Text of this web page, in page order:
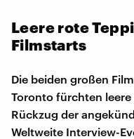
Leere rote
Filmstarts
Die beiden großen
Toronto fürchten
Rückzug der
Weltweite Interview-